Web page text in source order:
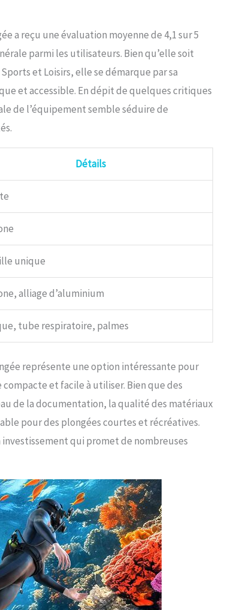
a reçu une évaluation moyenne de 4,1 sur 5
parmi les utilisateurs. Bien qu’elle soit
et Loisirs, elle se démarque par sa
et accessible. En dépit de quelques critiques
de l’équipement semble séduire de
Détails
unique
alliage d’aluminium
tube respiratoire, palmes
représente une option intéressante pour
et facile à utiliser. Bien que des
de la documentation, la qualité des matériaux
pour des plongées courtes et récréatives.
qui promet de nombreuses